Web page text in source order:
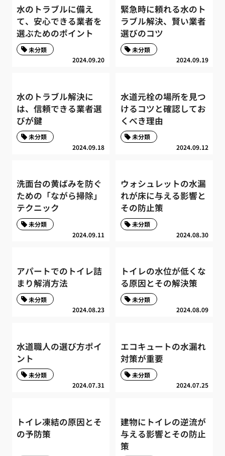
水のトラブルに備え
て、安心できる業者を
選ぶためのポイント
2024.09.20
未分類
緊急時に頼れる水のト
ラブル解決、賢い業者
選びのコツ
2024.09.19
未分類
水のトラブル解決に
は、信頼できる業者選
びが鍵
2024.09.18
未分類
水道元栓の場所を見つ
けるコツと確認してお
くべき理由
2024.09.12
未分類
洗面台の黄ばみを防ぐ
ための「ながら掃除」
テクニック
2024.09.11
未分類
ウォシュレットの水漏
れが床に与える影響と
その防止策
2024.08.30
未分類
アパートでのトイレ詰
まり解消方法
2024.08.23
未分類
トイレの水位が低くな
る原因とその解決策
2024.08.09
未分類
水道職人の選び方ポイ
ント
2024.07.31
未分類
エコキュートの水漏れ
対策が重要
2024.07.25
未分類
トイレ凍結の原因とそ
の予防策
建物にトイレの逆流が
与える影響とその防止
策